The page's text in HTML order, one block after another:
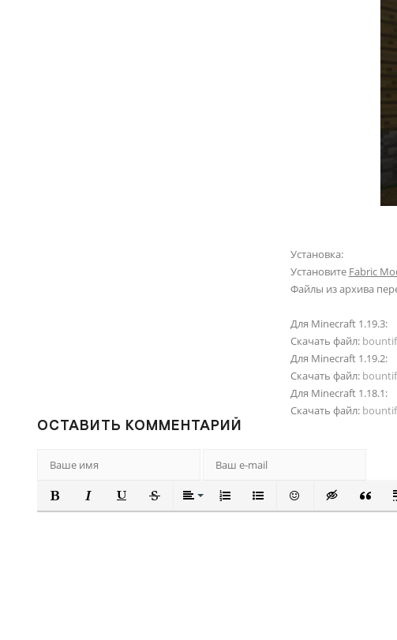
Установка:
Установите Fabric
Файлы из архива
Для Minecraft 1.19.3:
Скачать файл:
Для Minecraft 1.19.2:
Скачать файл:
Для Minecraft 1.18.1:
Скачать файл:
ОСТАВИТЬ КОММЕНТАРИЙ
ПОЛУЖИРНЫЙ
КУРСИВПОДЧЕРКНУТЫЙ
ЗАЧЕРКНУТЫЙВЫРАВНИВАНИЕ
НУМЕРОВАННЫЙ СПИСОК
МАРКИРОВАННЫЙ
ВСТАВИТЬ
ВСТАВКА